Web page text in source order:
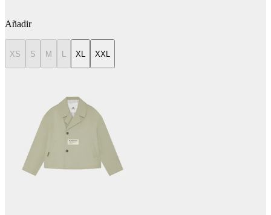
Añadir
XS S M L XL XXL